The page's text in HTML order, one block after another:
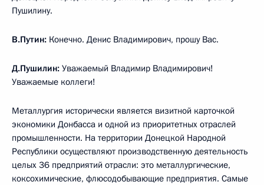
Пушилину.
В.Путин: Конечно. Денис Владимирович, прошу Вас.
Д.Пушилин: Уважаемый Владимир Владимирович!
Уважаемые коллеги!
Металлургия исторически является визитной карточкой
экономики Донбасса и одной из приоритетных отраслей
промышленности. На территории Донецкой Народной
Республики осуществляют производственную деятельность
целых 36 предприятий отрасли: это металлургические,
коксохимические, флюсодобывающие предприятия. Самые